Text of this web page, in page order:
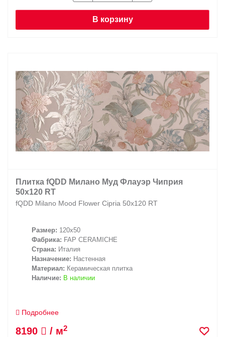
В корзину
Плитка fQDD Милано Муд Флауэр Чиприя
50x120 RT
fQDD Milano Mood Flower Cipria 50x120 RT
Размер: 120x50
Фабрика: FAP CERAMICHE
Страна: Италия
Назначение: Настенная
Материал: Керамическая плитка
Наличие: В наличии
Подробнее
8190 / м2